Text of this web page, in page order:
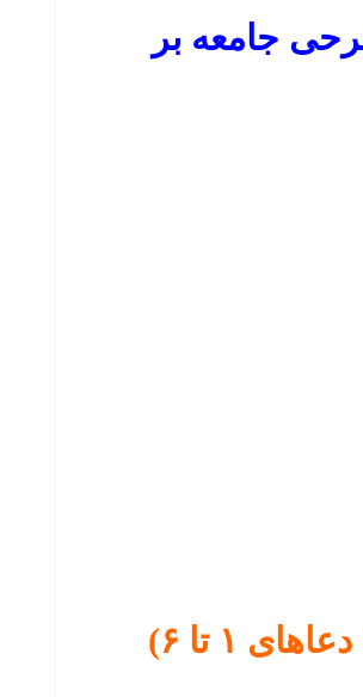
و تشریحی فصل به فصل عرفان اسلامی جلد 2 (دعای1-6) شرحی جامعه بر